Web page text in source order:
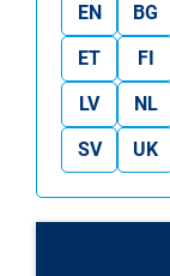
EN BG
ET
FI
LV
NL
SV
UK